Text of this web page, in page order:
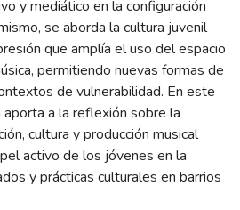
y mediático en la configuración
se aborda la cultura juvenil
que amplía el uso del espacio
permitiendo nuevas formas de
de vulnerabilidad. En este
a la reflexión sobre la
cultura y producción musical
activo de los jóvenes en la
y prácticas culturales en barrios